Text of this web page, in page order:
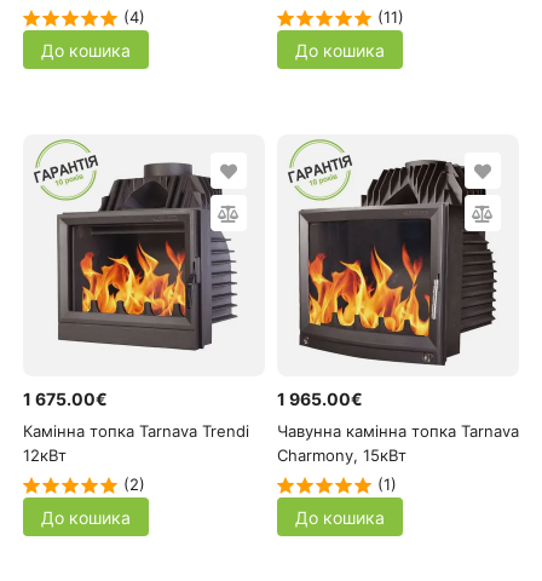
(4)
До кошика
(11)
До кошика
1 675.00€
Камінна топка Tarnava Trendi
12кВт
(2)
До кошика
1 965.00€
Чавунна камінна топка Tarnava
Charmony, 15кВт
(1)
До кошика